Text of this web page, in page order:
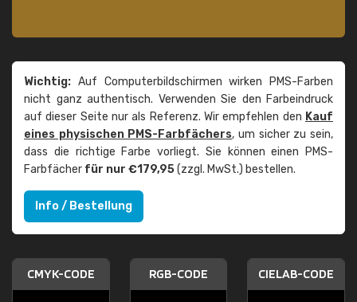
Wichtig: Auf Computerbildschirmen wirken PMS-Farben
nicht ganz authentisch. Verwenden Sie den Farbeindruck
auf dieser Seite nur als Referenz. Wir empfehlen den Kauf
eines physischen PMS-Farbfächers, um sicher zu sein,
dass die richtige Farbe vorliegt. Sie können einen PMS-
Farbfächer für nur €179,95(zzgl. MwSt.) bestellen.
Info / Bestellung
CMYK-CODE RGB-CODE CIELAB-CODE